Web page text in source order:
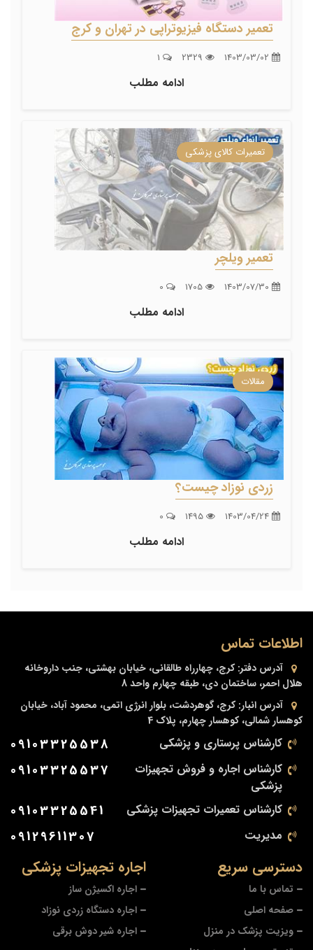
تعمیر دستگاه فیزیوتراپی در تهران و کرج
ادامه مطلب
تعمیرات کالای پزشکی
تعمیر ویلچر
ادامه مطلب
مقالات
زردی نوزاد چیست؟
ادامه مطلب
اجاره تجهیزات پزشکی
اجاره اکسیژن ساز
اجاره دستگاه زردی نوزاد
اجاره شیر دوش برقی
دسترسی سریع
تماس با ما
صفحه اصلی
ویزیت پزشک در منزل
اطلاعات تماس
آدرس دفتر: کرج، چهارراه طالقانی، خیابان بهشتی، جنب داروخانه
هلال احمر، ساختمان دی، طبقه چهارم واحد 8
آدرس انبار: کرج، گوهردشت، بلوار انرژی اتمی، محمود آباد، خیابان
کوهسار شمالی، کوهسار چهارم، پلاک 4
کارشناس پرستاری و پزشکی 09103325538
کارشناس اجاره و فروش تجهیزات
پزشکی
09103325537
کارشناس تعمیرات تجهیزات پزشکی 09103325541
مدیریت 09129611307